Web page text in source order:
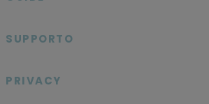
SUPPORTO
PRIVACY